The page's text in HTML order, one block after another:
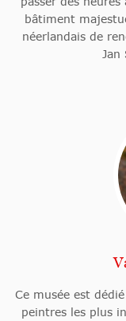
bâtiment
néerlandais de
Jan
Ce musée est
peintres les plus